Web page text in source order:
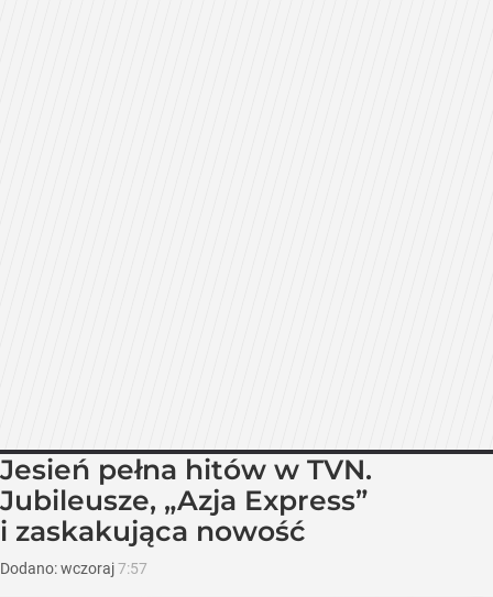
Jesień pełna hitów w TVN.
Jubileusze, „Azja Express”
i zaskakująca nowość
Dodano:wczoraj7:57